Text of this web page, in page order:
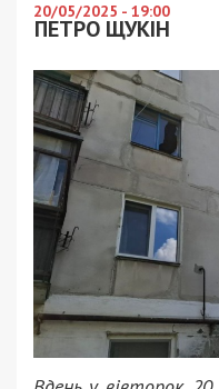
20/05/2025 - 19:00
ПЕТРО ЩУКІН